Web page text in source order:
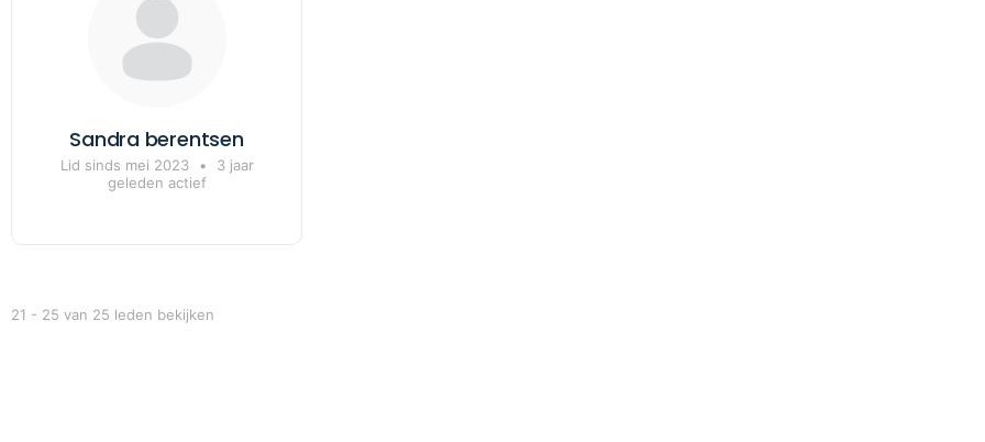
Sandra berentsen
Lid sinds mei 2023 •
3 jaar
geleden actief
21 - 25 van 25 leden bekijken